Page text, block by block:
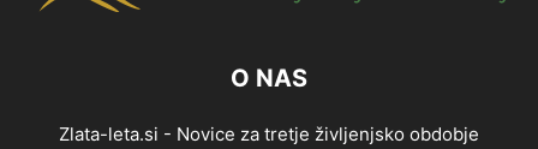
O NAS
Zlata-leta.si - Novice za tretje življenjsko obdobje